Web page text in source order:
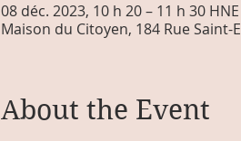
08 déc. 2023, 10 h 20 – 11 h 30 HNE
Maison du Citoyen, 184 Rue Saint-
About the Event